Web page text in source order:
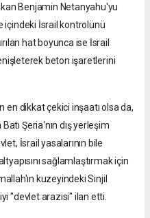
Benjamin Netanyahu'yu
içindeki İsrail kontrolünü
hat boyunca ise İsrail
beton işaretlerini
en dikkat çekici inşaatı olsa da,
Şeria'nın dış yerleşim
İsrail yasalarının bile
sağlamlaştırmak için
kuzeyindeki Sinjil
"devlet arazisi" ilan etti.